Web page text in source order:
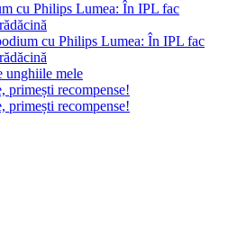
cu Philips Lumea: În IPL fac
cu Philips Lumea: În IPL fac
unghiile mele
primești recompense!
primești recompense!